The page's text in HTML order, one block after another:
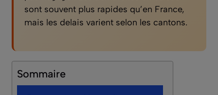
sont souvent plus rapides qu’en France,
mais les delais varient selon les cantons.
Sommaire